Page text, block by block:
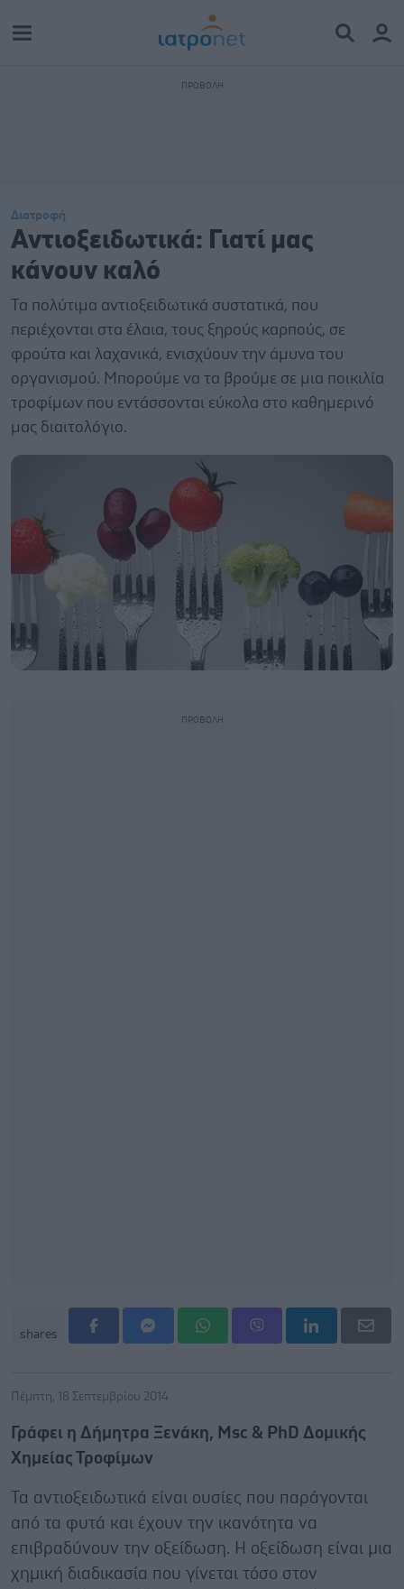
Διατροφή
Αντιοξειδωτικά: Γιατί μας
κάνουν καλό
Τα πολύτιμα αντιοξειδωτικά συστατικά, που
περιέχονται στα έλαια, τους ξηρούς καρπούς, σε
φρούτα και λαχανικά, ενισχύουν την άμυνα του
οργανισμού. Μπορούμε να τα βρούμε σε μια ποικιλία
τροφίμων που εντάσσονται εύκολα στο καθημερινό
μας διαιτολόγιο.
shares
Πέμπτη, 18 Σεπτεμβρίου 2014
Γράφει η Δήμητρα Ξενάκη, Msc & PhD Δομικής
Χημείας Τροφίμων
Τα αντιοξειδωτικά είναι ουσίες που παράγονται
από τα φυτά και έχουν την ικανότητα να
επιβραδύνουν την οξείδωση. Η οξείδωση είναι μια
χημική διαδικασία που γίνεται τόσο στον